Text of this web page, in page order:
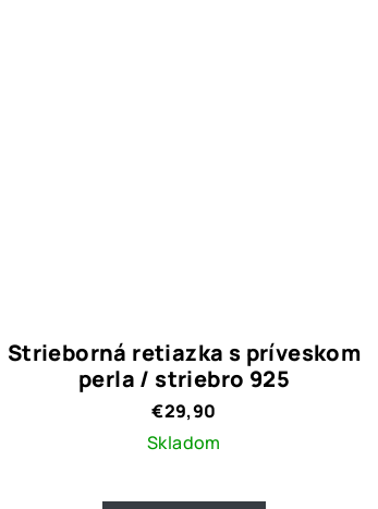
Strieborná retiazka s príveskom
perla / striebro 925
€29,90
Skladom